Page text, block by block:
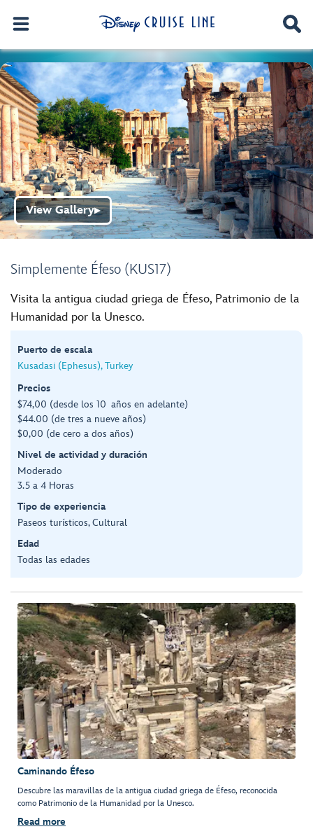
Simplemente Éfeso (KUS17)
View Gallery▶
Visita la antigua ciudad griega de Éfeso, Patrimonio de la
Humanidad por la Unesco.
Puerto de escala
Kusadasi (Ephesus), Turkey
Precios
$74,00 (desde los 10 años en adelante)
$44.00 (de tres a nueve años)
$0,00 (de cero a dos años)
Nivel de actividad y duración
Moderado
3.5 a 4 Horas
Tipo de experiencia
Paseos turísticos, Cultural
Edad
Todas las edades
Caminando Éfeso
Descubre las maravillas de la antigua ciudad griega de Éfeso, reconocida
como Patrimonio de la Humanidad por la Unesco.
Read more